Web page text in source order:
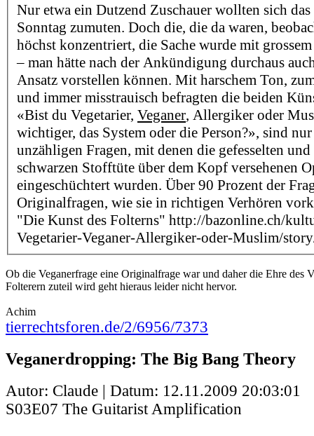
Nur etwa ein Dutzend Zuschauer wollten sich
Sonntag zumuten. Doch die, die da waren,
höchst konzentriert, die Sache wurde mit
– man hätte nach der Ankündigung durchaus
Ansatz vorstellen können. Mit harschem Ton,
und immer misstrauisch befragten die beiden
«Bist du Vegetarier, Veganer, Allergiker oder
wichtiger, das System oder die Person?», sind
unzähligen Fragen, mit denen die gefesselten
schwarzen Stofftüte über dem Kopf versehenen
eingeschüchtert wurden. Über 90 Prozent der
Originalfragen, wie sie in richtigen Verhören
"Die Kunst des Folterns" http://bazonline.ch/
Vegetarier-Veganer-Allergiker-oder-Muslim/
Ob die Veganerfrage eine Originalfrage war und daher die Ehre des
Folterern zuteil wird geht hieraus leider nicht hervor.
Achim
tierrechtsforen.de/2/6956/7373
Veganerdropping: The Big Bang Theory
Autor: Claude | Datum: 12.11.2009 20:03:01
S03E07 The Guitarist Amplification